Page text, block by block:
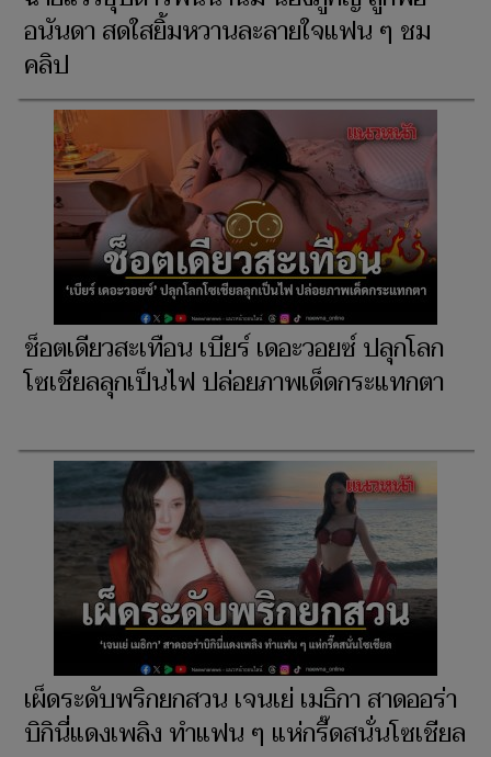
อนันดา สดใสยิ้มหวานละลายใจแฟน ๆ ชม
คลิป
ช็อตเดียวสะเทือน เบียร์ เดอะวอยซ์ ปลุกโลก
โซเชียลลุกเป็นไฟ ปล่อยภาพเด็ดกระแทกตา
เผ็ดระดับพริกยกสวน เจนเย่ เมธิกา สาดออร่า
บิกินี่แดงเพลิง ทำแฟน ๆ แห่กรี๊ดสนั่นโซเชียล